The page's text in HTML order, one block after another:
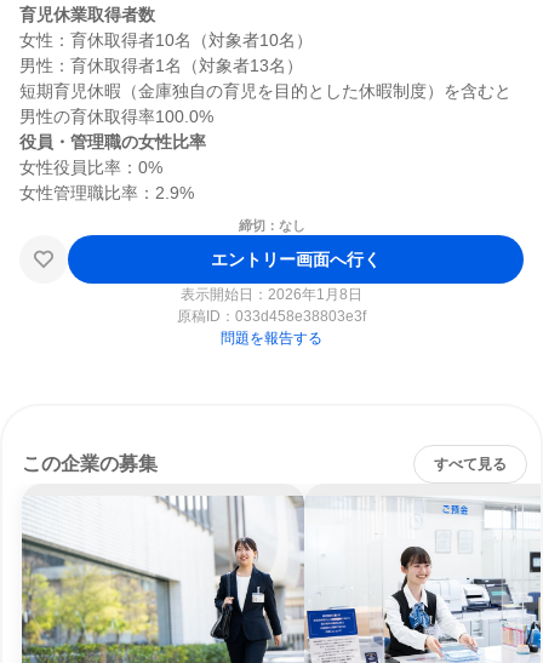
育児休業取得者数
女性：育休取得者10名（対象者10名）
男性：育休取得者1名（対象者13名）
短期育児休暇（金庫独自の育児を目的とした休暇制度）を含むと
役員・管理職の女性比率
女性役員比率：0%
締切：なし
エントリー画面へ行く
表示開始日：2026年1月8日
原稿ID： 033d458e38803e3f
問題を報告する
この企業の募集 すべて見る